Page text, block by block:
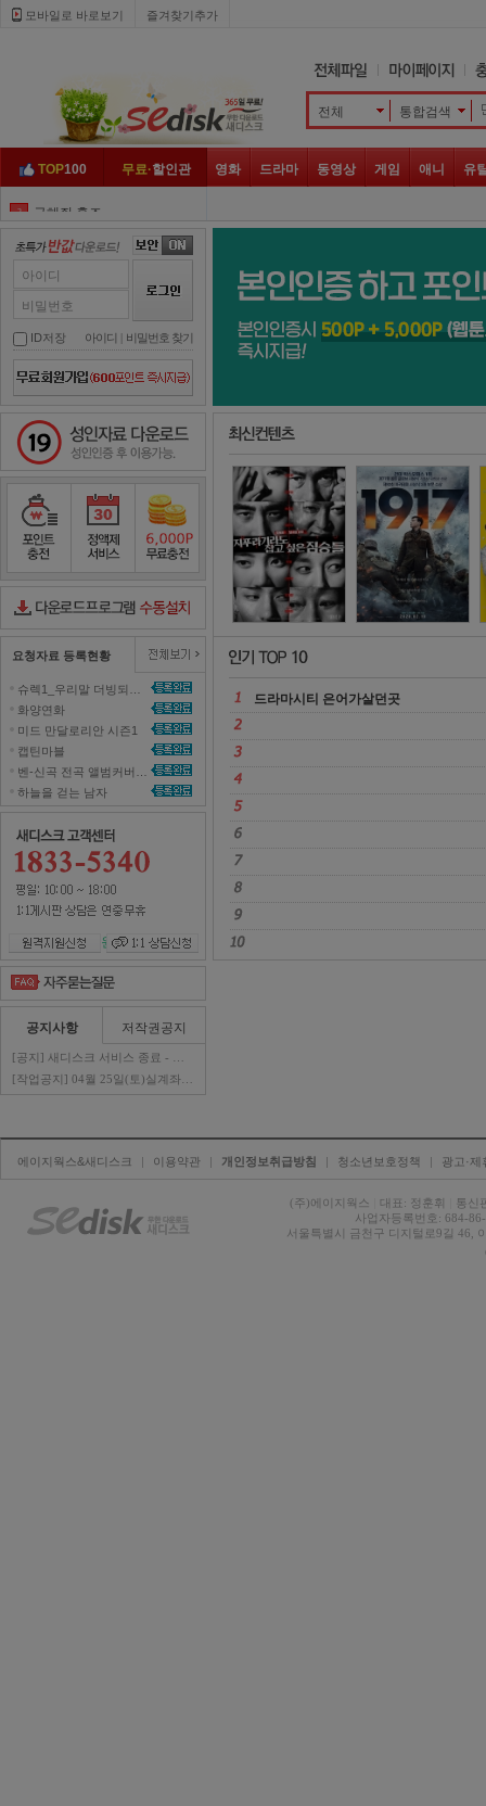
모바일로 바로보기 즐겨찾기추가
전체 통합검색
TOP100 무료·할인관 영화 드라마 동영상 게임 애니 유
3 구해줘 홈즈
미운
그것이 알고 싶다
런닝맨
7 개는 훌륭하다
9 아는 형님
10 놀면 뭐하니
1 대탈출
아이디
비밀번호
ID저장 아이디 | 비밀번호 찾기
포인트충전 정액제서비스포인트무료충전
다운로드컨트롤러수동설치
요청자료 등록현황
화양연화
미드 만달로리안 시즌1
캡틴마블
하늘을 걷는 남자
원격지원신청 1대1 상담신청
공지사항 저작권공지
드라마시티 은어가살던곳
에이지웍스&새디스크 | 이용약관 | 개인정보취급방침 | 청소년보호정책 | 광고·제
(주)에이지웍스 대표: 정훈휘
통신
사업자등록번호: 684-
서울특별시 금천구 디지털로9길 46,